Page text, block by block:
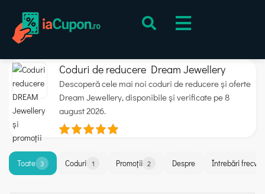
Coduri de reducere Dream Jewellery
Descoperă cele mai noi coduri de reducere și oferte
Dream Jewellery, disponibile și verificate pe 8
august 2026.
Toate 3 Coduri 1 Promoții 2 Despre Întrebări